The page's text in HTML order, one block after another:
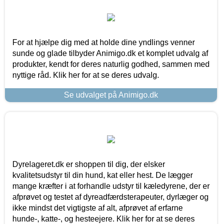
For at hjælpe dig med at holde dine yndlings venner
sunde og glade tilbyder Animigo.dk et komplet udvalg af
produkter, kendt for deres naturlig godhed, sammen med
nyttige råd. Klik her for at se deres udvalg.
Se udvalget på Animigo.dk
Dyrelageret.dk er shoppen til dig, der elsker
kvalitetsudstyr til din hund, kat eller hest. De lægger
mange kræfter i at forhandle udstyr til kæledyrene, der er
afprøvet og testet af dyreadfærdsterapeuter, dyrlæger og
ikke mindst det vigtigste af alt, afprøvet af erfarne
hunde-, katte-, og hesteejere. Klik her for at se deres